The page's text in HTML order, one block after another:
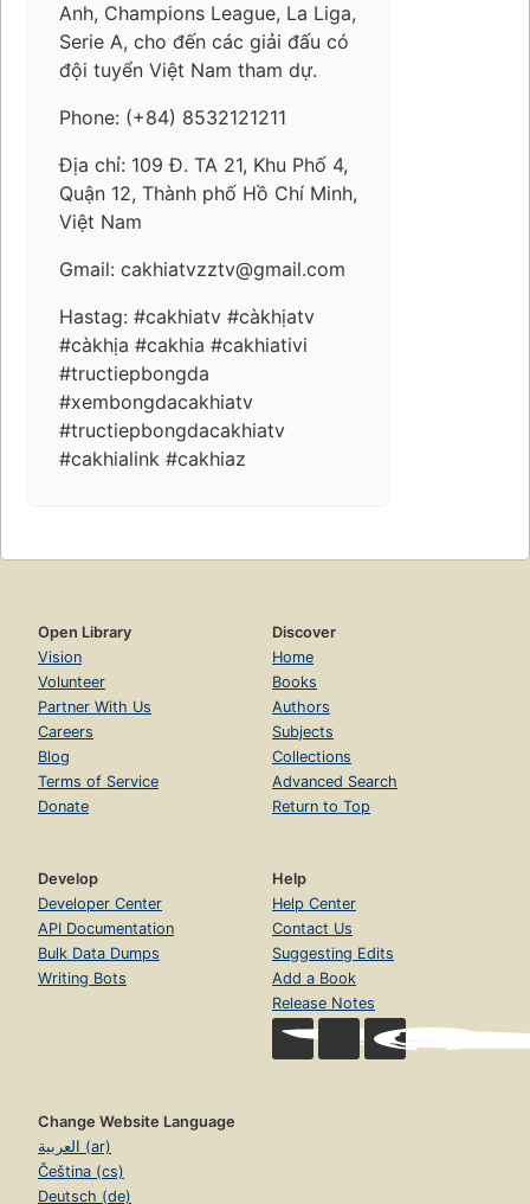
Anh, Champions League, La Liga,
Serie A, cho đến các giải đấu có
đội tuyển Việt Nam tham dự.
Phone: (+84) 8532121211
Địa chỉ: 109 Đ. TA 21, Khu Phố 4,
Quận 12, Thành phố Hồ Chí Minh,
Việt Nam
Gmail: cakhiatvzztv@gmail.com
Hastag: #cakhiatv #càkhịatv
#càkhịa #cakhia #cakhiativi
#tructiepbongda
#xembongdacakhiatv
#tructiepbongdacakhiatv
#cakhialink #cakhiaz
Open Library
Vision
Volunteer
Partner With Us
Careers
Blog
Terms of Service
Donate
Discover
Home
Books
Authors
Subjects
Collections
Advanced Search
Return to Top
Develop
Developer Center
API Documentation
Bulk Data Dumps
Writing Bots
Help
Help Center
Contact Us
Suggesting Edits
Add a Book
Release Notes
Change Website Language
العربية (ar)
Čeština (cs)
Deutsch (de)